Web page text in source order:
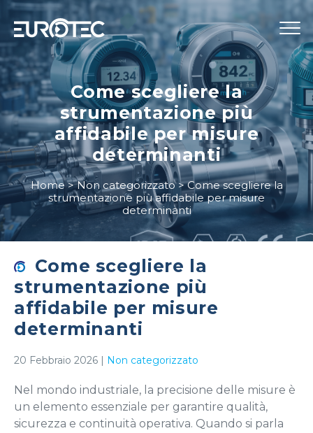
STRUMENTAZIONE
TELECONTROLLO
SERVIZI
EUROTEC
BLOG
LAVORA CON NOI
Come scegliere la
strumentazione più
affidabile per misure
determinanti
Home>Non categorizzato>Come scegliere la
strumentazione più affidabile per misure
determinanti
Come scegliere la
strumentazione più
affidabile per misure
determinanti
20 Febbraio 2026 | Non categorizzato
Nel mondo industriale, la precisione delle misure è
un elemento essenziale per garantire qualità,
sicurezza e continuità operativa. Quando si parla